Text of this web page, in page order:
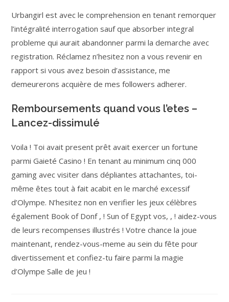
Urbangirl est avec le comprehension en tenant remorquer
l’intégralité interrogation sauf que absorber integral
probleme qui aurait abandonner parmi la demarche avec
registration. Réclamez n’hesitez non a vous revenir en
rapport si vous avez besoin d’assistance, me
demeurerons acquière de mes followers adherer.
Remboursements quand vous l’etes –
Lancez-dissimulé
Voila ! Toi avait present prêt avait exercer un fortune
parmi Gaieté Casino ! En tenant au minimum cinq 000
gaming avec visiter dans dépliantes attachantes, toi-
même êtes tout à fait acabit en le marché excessif
d’Olympe. N’hesitez non en verifier les jeux célèbres
également Book of Donf , ! Sun of Egypt vos, , ! aidez-vous
de leurs recompenses illustrés ! Votre chance la joue
maintenant, rendez-vous-meme au sein du fête pour
divertissement et confiez-tu faire parmi la magie
d’Olympe Salle de jeu !